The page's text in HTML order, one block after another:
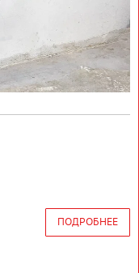
ПОДРОБНЕЕ